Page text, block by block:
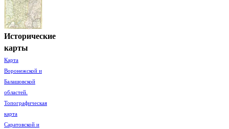
Исторические
карты
Карта
Воронежской и
Балашовской
областей.
Топографическая
карта
Саратовской и